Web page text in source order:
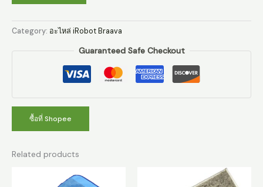
Category: อะไหล่ iRobot Braava
Guaranteed Safe Checkout
ซื้อที่ Shopee
Related products